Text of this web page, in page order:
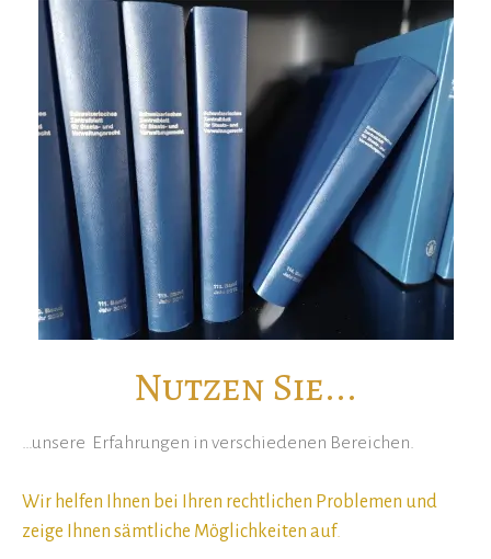
Nutzen Sie...
…unsere Erfahrungen in verschiedenen Bereichen.
Wir helfen Ihnen bei Ihren rechtlichen Problemen und
zeige Ihnen sämtliche Möglichkeiten auf.